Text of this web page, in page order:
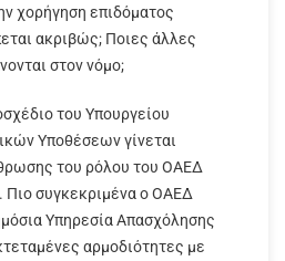
χορήγηση επιδόματος
ακριβώς; Ποιες άλλες
στον νόμο;
του Υπουργείου
Υποθέσεων γίνεται
του ρόλου του ΟΑΕΔ
Πιο συγκεκριμένα ο ΟΑΕΔ
Υπηρεσία Απασχόλησης
αρμοδιότητες με